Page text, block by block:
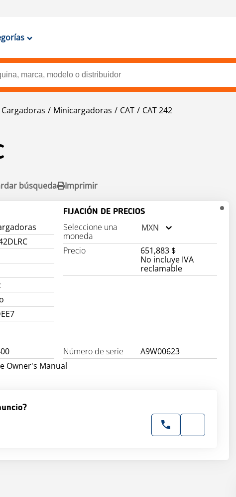
Cargadoras Minicargadoras CAT CAT 242
búsqueda Imprimir
FIJACIÓN DE PRECIOS
Seleccione una
moneda
MXN
Precio
651,883 $
No incluye IVA
reclamable
Número de serie
A9W00623
Owner's Manual